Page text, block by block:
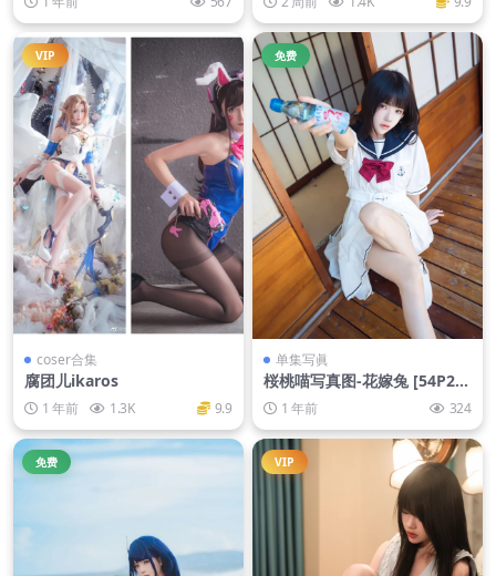
VIP
coser合集
腐团儿ikaros
1 年前 1.3K 9.9
免费
单集写眞
桜桃喵写真图-花嫁兔 [54P2V-
2.20GB]
1 年前 324
免费 VIP